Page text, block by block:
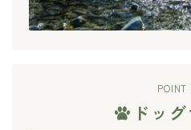
POINT
ドッ